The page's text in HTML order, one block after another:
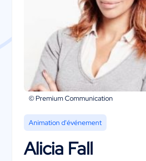
© Premium Communication
Animation d'événement
Alicia Fall